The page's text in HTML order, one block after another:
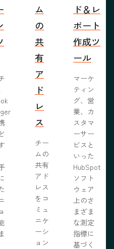
ム
の
共
有
ア
ド
レ
ス
チー
ムの
共有
アド
レス
をコ
ミュ
ニケ
ーシ
ョン
ド＆レ
ポート
作成ツ
ール
マーケ
ティン
グ、営
業、カ
スタマ
ーサー
ビスと
いった
HubSpot
ソフト
ウェア
上のさ
まざま
な測定
指標に
基づく